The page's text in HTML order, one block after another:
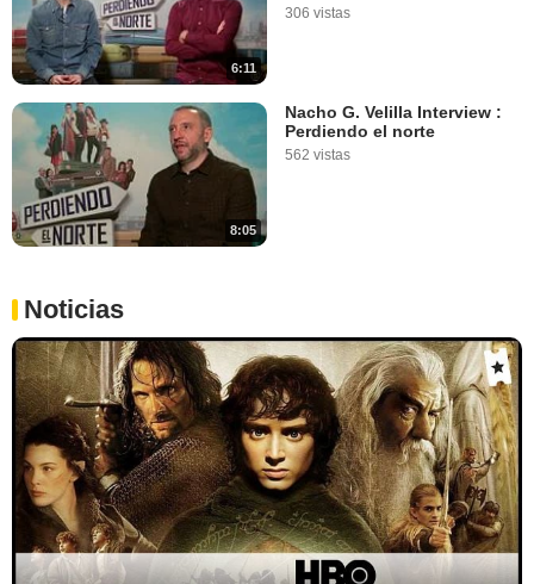
6:11
306 vistas
8:05
Nacho G. Velilla Interview :
Perdiendo el norte
562 vistas
Noticias